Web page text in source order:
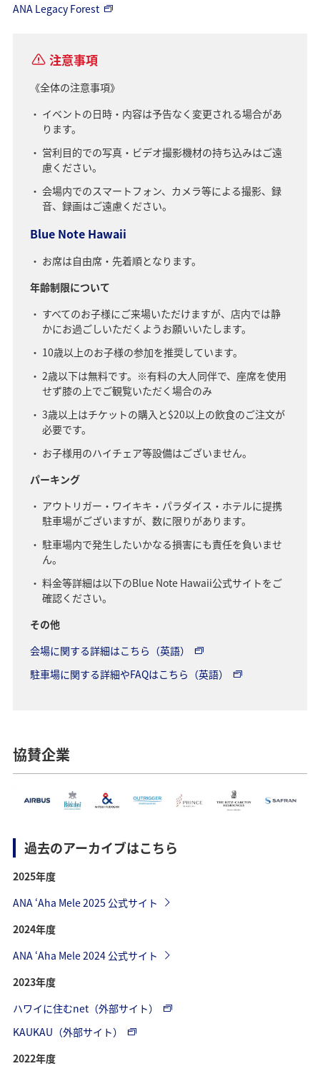
ANA Legacy Forest
注意事項
《全体の注意事項》
イベントの日時・内容は予告なく変更される場合があ
ります。
営利目的での写真・ビデオ撮影機材の持ち込みはご遠
慮ください。
会場内でのスマートフォン、カメラ等による撮影、録
音、録画はご遠慮ください。
Blue Note Hawaii
お席は自由席・先着順となります。
年齢制限について
すべてのお子様にご来場いただけますが、店内では静
かにお過ごしいただくようお願いいたします。
10歳以上のお子様の参加を推奨しています。
2歳以下は無料です。※有料の大人同伴で、座席を使用
せず膝の上でご観覧いただく場合のみ
3歳以上はチケットの購入と$20以上の飲食のご注文が
必要です。
お子様用のハイチェア等設備はございません。
パーキング
アウトリガー・ワイキキ・パラダイス・ホテルに提携
駐車場がございますが、数に限りがあります。
駐車場内で発生したいかなる損害にも責任を負いませ
ん。
料金等詳細は以下のBlue Note Hawaii公式サイトをご
確認ください。
その他
会場に関する詳細はこちら（英語）
駐車場に関する詳細やFAQはこちら（英語）
協賛企業
過去のアーカイブはこちら
2025年度
ANA ʻAha Mele 2025 公式サイト
2024年度
ANA ʻAha Mele 2024 公式サイト
2023年度
ハワイに住むnet（外部サイト）
KAUKAU（外部サイト）
2022年度